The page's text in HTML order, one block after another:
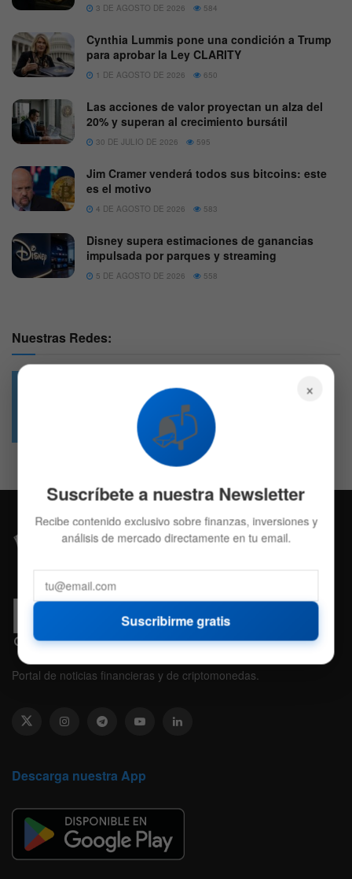
3 DE AGOSTO DE 2026 584
Cynthia Lummis pone una condición a Trump
para aprobar la Ley CLARITY
1 DE AGOSTO DE 2026 650
Las acciones de valor proyectan un alza del
20% y superan al crecimiento bursátil
30 DE JULIO DE 2026 595
Jim Cramer venderá todos sus bitcoins: este
es el motivo
4 DE AGOSTO DE 2026 583
Disney supera estimaciones de ganancias
impulsada por parques y streaming
5 DE AGOSTO DE 2026 558
Nuestras Redes:
4.7k
Followers
Portal de noticias financieras y de criptomonedas.
Descarga nuestra App
×
📬
Suscríbete a nuestra Newsletter
Recibe contenido exclusivo sobre finanzas, inversiones y
análisis de mercado directamente en tu email.
Suscribirme gratis